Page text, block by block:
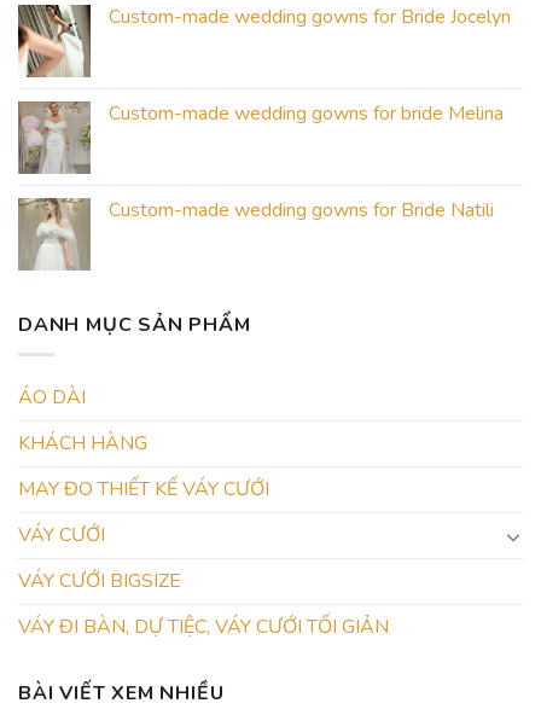
Custom-made wedding gowns for Bride Jocelyn
Custom-made wedding gowns for bride Melina
Custom-made wedding gowns for Bride Natili
DANH MỤC SẢN PHẨM
ÁO DÀI
KHÁCH HÀNG
MAY ĐO THIẾT KẾ VÁY CƯỚI
VÁY CƯỚI
VÁY CƯỚI BIGSIZE
VÁY ĐI BÀN, DỰ TIỆC, VÁY CƯỚI TỐI GIẢN
BÀI VIẾT XEM NHIỀU